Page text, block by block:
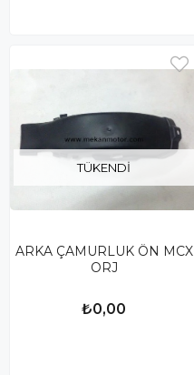
TÜKENDI
ARKA ÇAMURLUK ÖN MCX
ORJ
₺0,00